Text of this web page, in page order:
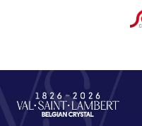
Cookies management panel